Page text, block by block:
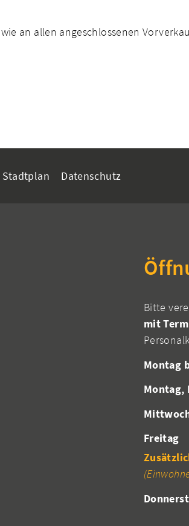
an allen angeschlossenen
Stadtplan Datenschutz
Bitte
mit
Montag
Montag,
Freitag